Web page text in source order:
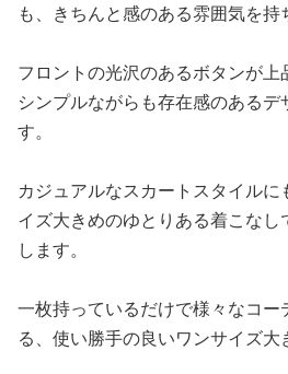
も、きちんと感のある雰囲気を持
フロントの光沢のあるボタンが上
シンプルながらも存在感のあるデ
す。
カジュアルなスカートスタイル
イズ大きめのゆとりある着こな
します。
一枚持っているだけで様々なコ
る、使い勝手の良いワンサイズ大